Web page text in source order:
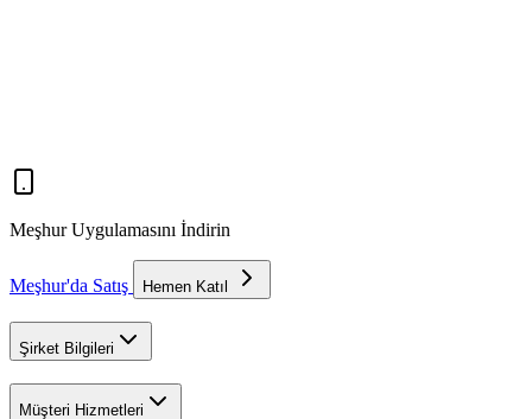
Meşhur Uygulamasını İndirin
Meşhur'da Satış Hemen Katıl
Şirket Bilgileri
Müşteri Hizmetleri